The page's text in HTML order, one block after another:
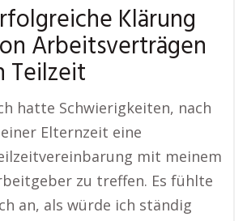
Klärung
Arbeitsverträgen
Teilzeit
hatte Schwierigkeiten, nach
Elternzeit eine
mit meinem
zu treffen. Es fühlte
an, als würde ich ständig